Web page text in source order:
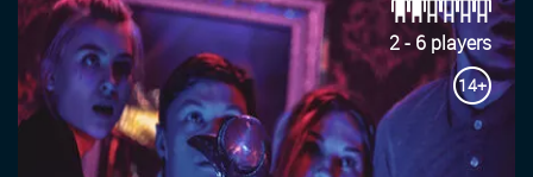
2 - 6 players
14+